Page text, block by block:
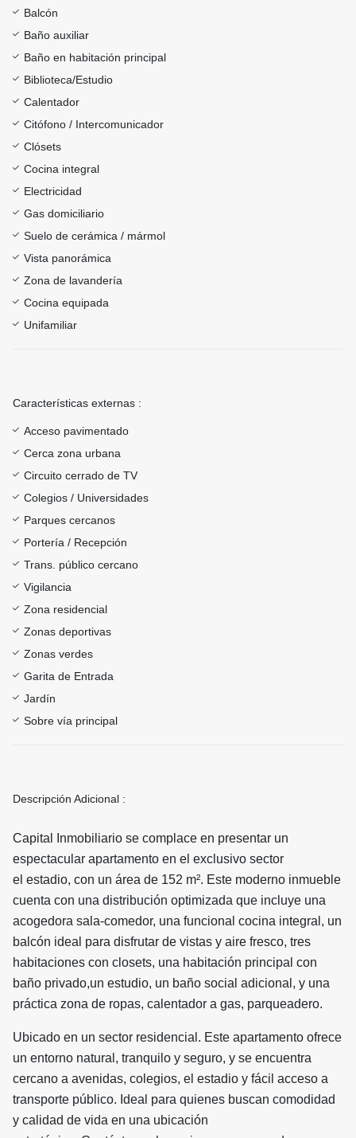
Balcón
Baño auxiliar
Baño en habitación principal
Biblioteca/Estudio
Calentador
Citófono / Intercomunicador
Clósets
Cocina integral
Electricidad
Gas domiciliario
Suelo de cerámica / mármol
Vista panorámica
Zona de lavandería
Cocina equipada
Unifamiliar
Características externas :
Acceso pavimentado
Cerca zona urbana
Circuito cerrado de TV
Colegios / Universidades
Parques cercanos
Portería / Recepción
Trans. público cercano
Vigilancia
Zona residencial
Zonas deportivas
Zonas verdes
Garita de Entrada
Jardín
Sobre vía principal
Descripción Adicional :
Capital Inmobiliario se complace en presentar un
espectacular apartamento en el exclusivo sector
el estadio, con un área de 152 m². Este moderno inmueble
cuenta con una distribución optimizada que incluye una
acogedora sala-comedor, una funcional cocina integral, un
balcón ideal para disfrutar de vistas y aire fresco, tres
habitaciones con closets, una habitación principal con
baño privado,un estudio, un baño social adicional, y una
práctica zona de ropas, calentador a gas, parqueadero.
Ubicado en un sector residencial. Este apartamento ofrece
un entorno natural, tranquilo y seguro, y se encuentra
cercano a avenidas, colegios, el estadio y fácil acceso a
transporte público. Ideal para quienes buscan comodidad
y calidad de vida en una ubicación